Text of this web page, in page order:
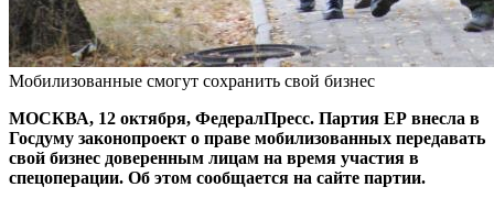
Мобилизованные смогут сохранить свой бизнес
МОСКВА, 12 октября, ФедералПресс. Партия ЕР внесла в
Госдуму законопроект о праве мобилизованных передавать
свой бизнес доверенным лицам на время участия в
спецоперации. Об этом сообщается на сайте партии.